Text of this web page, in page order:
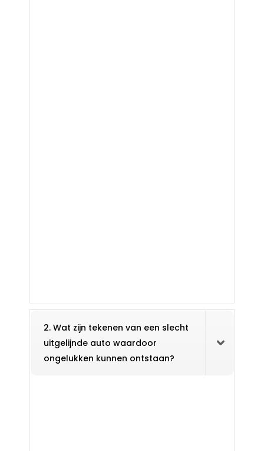
2. Wat zijn tekenen van een slecht
uitgelijnde auto waardoor
ongelukken kunnen ontstaan?